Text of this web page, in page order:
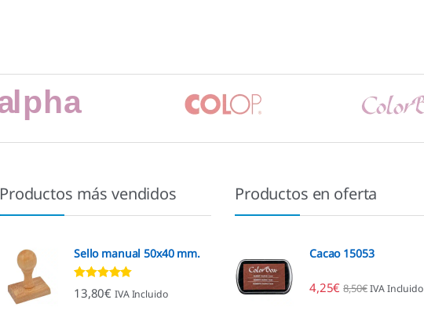
Productos más vendidos
Sello manual 50x40 mm.
Valorado con
4.80de 5
13,80€ IVA Incluido
Productos en oferta
Cacao 15053
4,25€ 8,50€ IVA Incluido